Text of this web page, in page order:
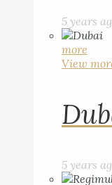
5 years
more
View
5 years